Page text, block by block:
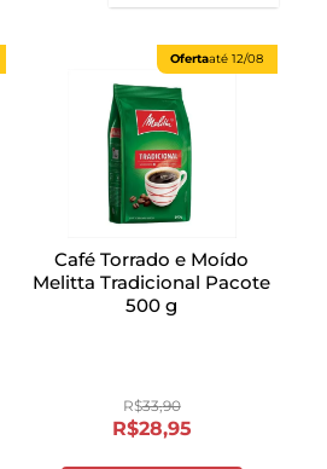
Ofertaaté12/08
Café Torrado e Moído
Melitta Tradicional Pacote
500 g
R$33,90
R$28,95